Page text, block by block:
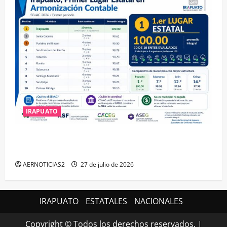
IRAPUATO
AERNOTICIAS2 27 de julio de 2026
IRAPUATO ESTATALES NACIONALES
Copyright © Todos los derechos reservados. |